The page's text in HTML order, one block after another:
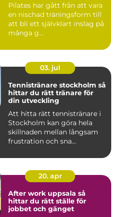
Pilates har gått från att vara
en nischad träningsform till
att bli ett självklart inslag på
många g...
03. jul
Tennistränare stockholm så
hittar du rätt tränare för
din utveckling
Att hitta rätt tennistränare i
Stockholm kan göra hela
skillnaden mellan långsam
frustration och sna...
20. apr
After work uppsala så
hittar du rätt ställe för
jobbet och gänget